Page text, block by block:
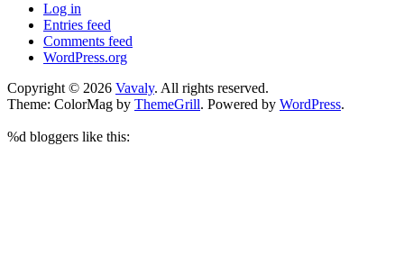
Log in
Entries feed
Comments feed
WordPress.org
Copyright © 2026 Vavaly. All rights reserved.
Theme: ColorMag by ThemeGrill. Powered by WordPress.
%d bloggers like this: